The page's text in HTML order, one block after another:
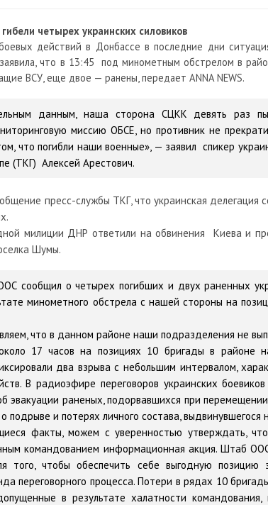
четырех украинских силовиков
действий в Донбассе в последние дни
что в 13:45 под минометным обстрелом в
ВСУ, еще двое — ранены, передает ANNA NEWS.
данным, наша сторона СЦКК девять раз
миссию ОБСЕ, но противник не
что погибли наши военные», — заявил спикер
(ТКГ) Алексей Арестович.
пресс-службы ТКГ, что украинская делегация
милиции ДНР ответили на обвинения Киева и
Шумы.
сообщил о четырех погибших и двух раненных
минометного обстрела с нашей стороны на
что в данном районе наши подразделения не
17 часов на позициях 10 бригады в районе
два взрыва с небольшим интервалом,
В радиоэфире переговоров украинских
эвакуации раненых, подорвавшихся при
подрыве и потерях личного состава,
факты, можем с уверенностью утверждать,
командованием информационная акция. Штаб
того, чтобы обеспечить себе выгодную позицию
переговорного процесса. Потери в рядах 10
в результате халатности